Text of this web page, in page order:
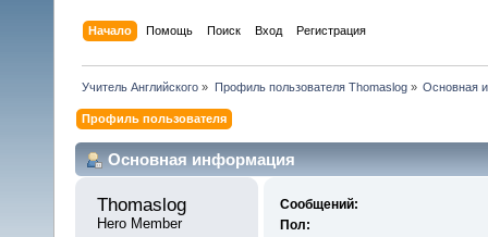
Начало Помощь Поиск Вход Регистрация
Учитель Английского » Профиль пользователя Thomaslog» Основная
Профиль пользователя
Основная информация
Thomaslog
Hero Member
Сообщений:
Пол: